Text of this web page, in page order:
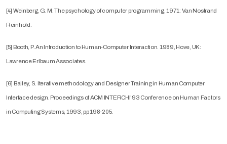
[4] Weinberg, G. M. The psychology of computer programming, 1971: Van Nostrand
Reinhold.
[5] Booth, P. An Introduction to Human-Computer Interaction. 1989, Hove, UK:
Lawrence Erlbaum Associates.
[6] Bailey, S. Iterative methodology and Designer Training in Human Computer
Interface design. Proceedings of ACM INTERCHI'93 Conference on Human Factors
in Computing Systems, 1993, pp 198-205.